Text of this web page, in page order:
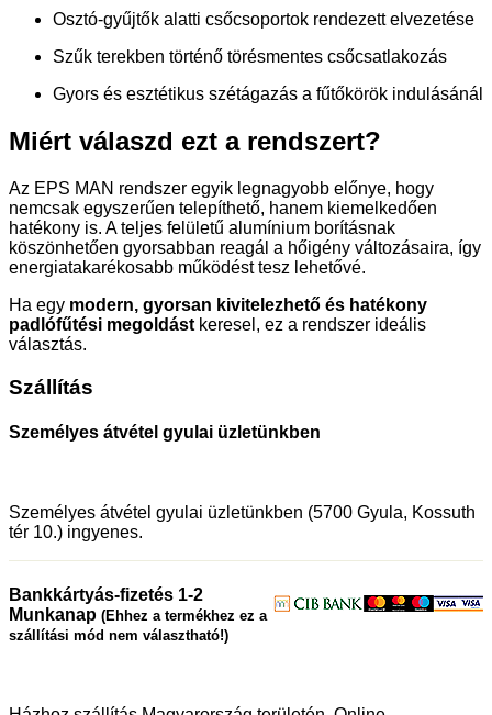
Osztó-gyűjtők alatti csőcsoportok rendezett elvezetése
Szűk terekben történő törésmentes csőcsatlakozás
Gyors és esztétikus szétágazás a fűtőkörök indulásánál
Miért válaszd ezt a rendszert?
Az EPS MAN rendszer egyik legnagyobb előnye, hogy
nemcsak egyszerűen telepíthető, hanem kiemelkedően
hatékony is. A teljes felületű alumínium borításnak
köszönhetően gyorsabban reagál a hőigény változásaira, így
energiatakarékosabb működést tesz lehetővé.
Ha egy modern, gyorsan kivitelezhető és hatékony
padlófűtési megoldást keresel, ez a rendszer ideális
választás.
Szállítás
Személyes átvétel gyulai üzletünkben
Személyes átvétel gyulai üzletünkben (5700 Gyula, Kossuth
tér 10.) ingyenes.
Bankkártyás-fizetés 1-2
Munkanap (Ehhez a termékhez ez a
szállítási mód nem választható!)